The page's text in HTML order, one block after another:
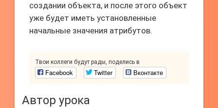
создании объекта, и после этого объект
уже будет иметь установленные
начальные значения атрибутов.
Твои коллеги будут рады, поделись в
Facebook Twitter Вконтакте
Автор урока